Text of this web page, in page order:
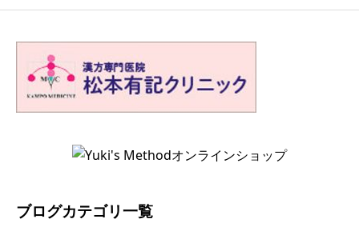
ブログカテゴリ一覧